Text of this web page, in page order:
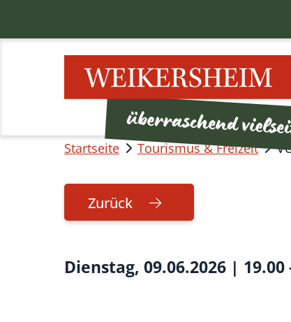
Startseite Tourismus & Freizeit
Zurück
Dienstag, 09.06.2026 | 19.00